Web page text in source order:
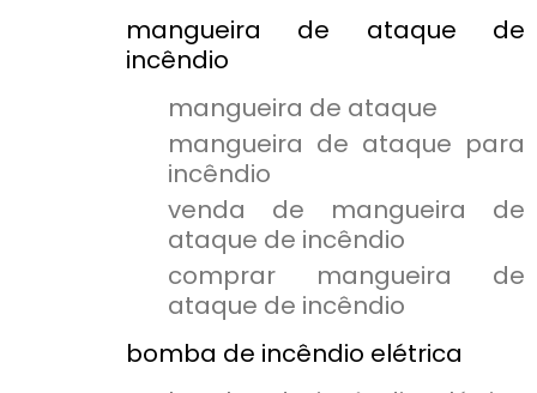
mangueira de ataque de
incêndio
mangueira de ataque
mangueira de ataque para
incêndio
venda de mangueira de
ataque de incêndio
comprar mangueira de
ataque de incêndio
bomba de incêndio elétrica